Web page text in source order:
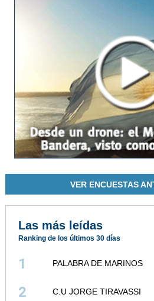
VER ENCUESTAS
Las más leídas
Ranking de los últimos 30 días
1 PALABRA DE MARINOS
2 C.U JORGE TIRAVASSI